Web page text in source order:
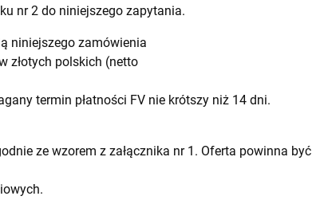
nr 2 do niniejszego zapytania.
niniejszego zamówienia
złotych polskich (netto
termin płatności FV nie krótszy niż 14 dni.
ze wzorem z załącznika nr 1. Oferta powinna być